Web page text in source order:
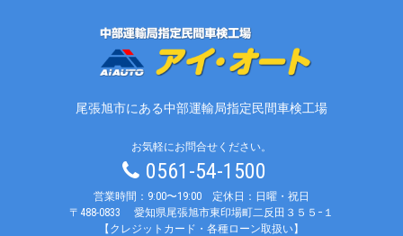
尾張旭市にある中部運輸局指定民間車検工場
お気軽にお問合せください。
0561-54-1500
営業時間：9:00〜19:00 定休日：日曜・祝日
〒488-0833
愛知県尾張旭市東印場町二反田３５５−１
【クレジットカード・各種ローン取扱い】